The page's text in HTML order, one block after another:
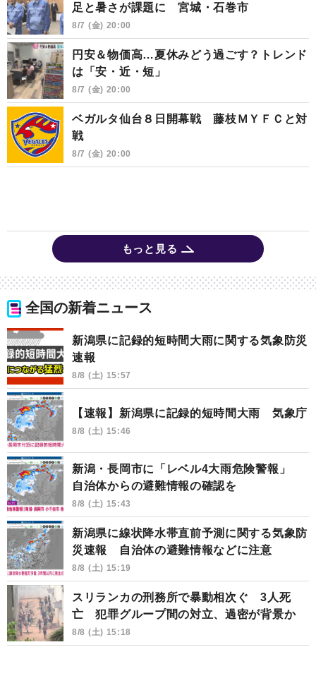
足と暑さが課題に 宮城・石巻市
8/7 (金) 20:00
円安＆物価高…夏休みどう過ごす？トレンド
は「安・近・短」
8/7 (金) 20:00
ベガルタ仙台８日開幕戦 藤枝ＭＹＦＣと対
戦
8/7 (金) 20:00
もっと見る
全国の新着ニュース
新潟県に記録的短時間大雨に関する気象防災
速報
8/8 (土) 15:57
【速報】新潟県に記録的短時間大雨 気象庁
8/8 (土) 15:46
新潟・長岡市に「レベル4大雨危険警報」
自治体からの避難情報の確認を
8/8 (土) 15:43
新潟県に線状降水帯直前予測に関する気象防
災速報 自治体の避難情報などに注意
8/8 (土) 15:19
スリランカの刑務所で暴動相次ぐ 3人死
亡 犯罪グループ間の対立、過密が背景か
8/8 (土) 15:18